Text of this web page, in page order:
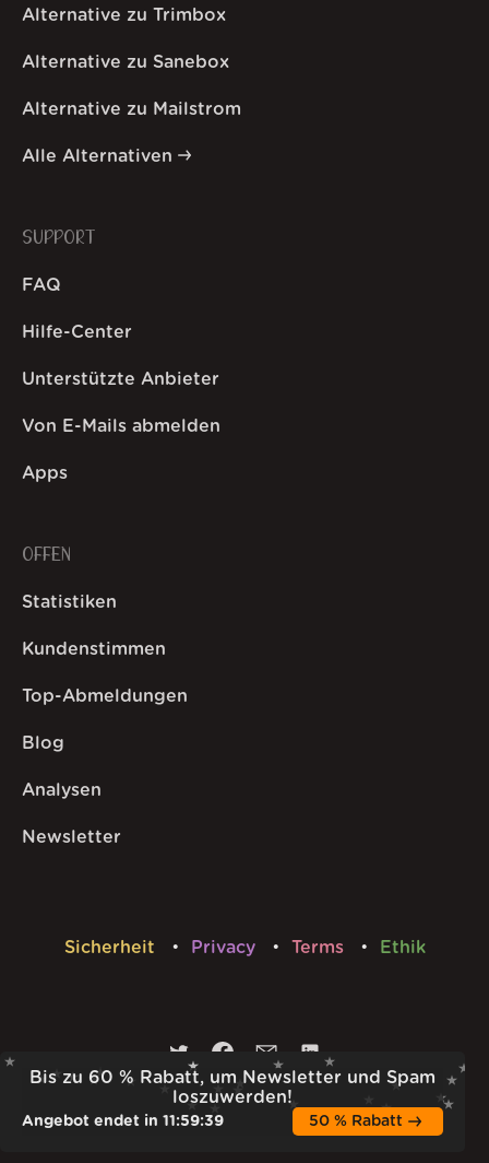
Bis zu 60 % Rabatt, um Newsletter und Spam
loszuwerden!
Angebot endet in 11:59:38 50 % Rabatt
Alternative zu Trimbox
Alternative zu Sanebox
Alternative zu Mailstrom
Alle Alternativen
SUPPORT
FAQ
Hilfe-Center
Unterstützte Anbieter
Von E-Mails abmelden
Apps
OFFEN
Statistiken
Kundenstimmen
Top-Abmeldungen
Blog
Analysen
Newsletter
Sicherheit Privacy Terms Ethik
Von Squarecat